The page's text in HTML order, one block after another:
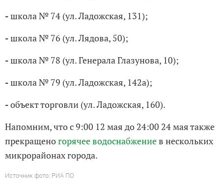
-школа № 74 (ул. Ладожская, 131);
-школа № 76 (ул. Лядова, 50);
-школа № 78 (ул. Генерала Глазунова, 10);
-школа № 79 (ул. Ладожская, 142а);
-объект торговли (ул. Ладожская, 160).
Напомним, что с 9:00 12 мая до 24:00 24 мая также
прекращеногорячее водоснабжениев нескольких
микрорайонах города.
Источник фото: РИА ПО